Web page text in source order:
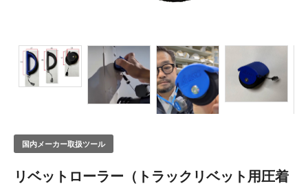
国内メーカー取扱ツール
リベットローラー（トラックリベット用圧着